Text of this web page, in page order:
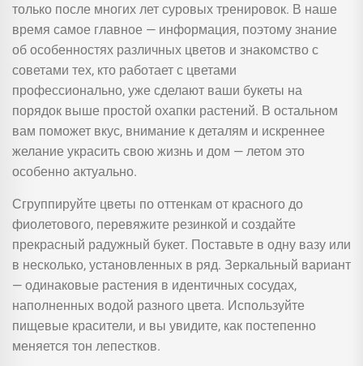
только после многих лет суровых тренировок. В наше
время самое главное — информация, поэтому знание
об особенностях различных цветов и знакомство с
советами тех, кто работает с цветами
профессионально, уже сделают ваши букеты на
порядок выше простой охапки растений. В остальном
вам поможет вкус, внимание к деталям и искреннее
желание украсить свою жизнь и дом — летом это
особенно актуально.
Сгруппируйте цветы по оттенкам от красного до
фиолетового, перевяжите резинкой и создайте
прекрасный радужный букет. Поставьте в одну вазу или
в несколько, установленных в ряд. Зеркальный вариант
— одинаковые растения в идентичных сосудах,
наполненных водой разного цвета. Используйте
пищевые красители, и вы увидите, как постепенно
меняется тон лепестков.